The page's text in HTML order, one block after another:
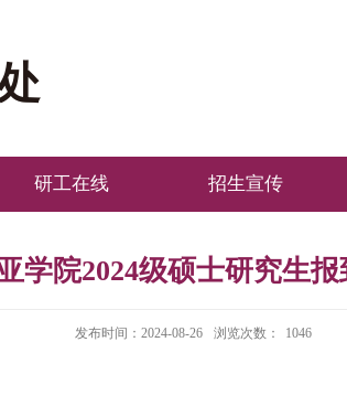
研工在线 招生宣传
学院2024级硕士研究生报
发布时间：2024-08-26 浏览次数： 1046